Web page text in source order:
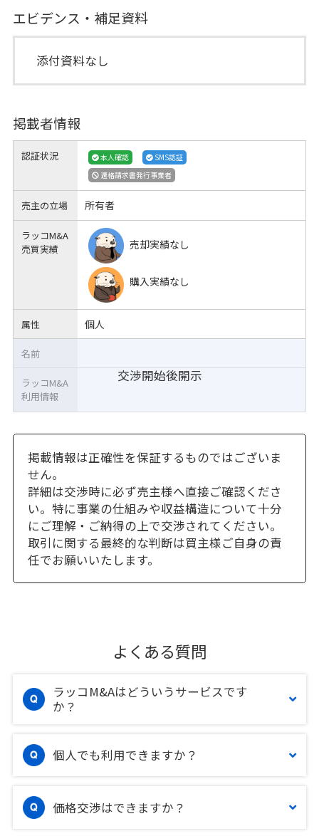
エビデンス・補足資料
添付資料なし
掲載者情報
認証状況 本人確認
SMS認証
適格請求書発行事業者
売主の立場 所有者
ラッコM&A
売買実績
売却実績なし
購入実績なし
属性 個人
交渉開始後開示
名前
ラッコM&A
利用情報
掲載情報は正確性を保証するものではございま
せん。
詳細は交渉時に必ず売主様へ直接ご確認くださ
い。特に事業の仕組みや収益構造について十分
にご理解・ご納得の上で交渉されてください。
取引に関する最終的な判断は買主様ご自身の責
任でお願いいたします。
よくある質問
ラッコM&Aはどういうサービスです
か？
個人でも利用できますか？
価格交渉はできますか？